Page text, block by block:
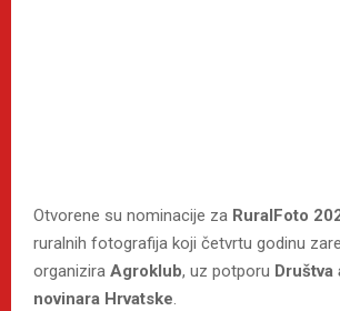
Otvorene su nominacije za RuralFoto
ruralnih fotografija koji četvrtu godinu
organizira Agroklub, uz potporu
novinara Hrvatske.